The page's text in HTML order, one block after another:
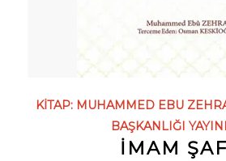
KITAP: MUHAMMED EBU
BAŞKANLIĞI
İMAM